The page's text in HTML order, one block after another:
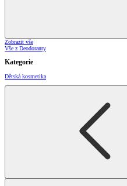
Zobrazit vše
Vše z Deodoranty
Kategorie
Dětská kosmetika